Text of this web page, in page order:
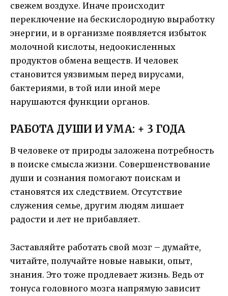
свежем воздухе. Иначе происходит
переключение на бескислородную выработку
энергии, и в организме появляется избыток
молочной кислоты, недоокисленных
продуктов обмена веществ. И человек
становится уязвимым перед вирусами,
бактериями, в той или иной мере
нарушаются функции органов.
РАБОТА ДУШИ И УМА: + 3 ГОДА
В человеке от природы заложена потребность
в поиске смысла жизни. Совершенствование
души и сознания помогают поискам и
становятся их следствием. Отсутствие
служения семье, другим людям лишает
радости и лет не прибавляет.
Заставляйте работать свой мозг – думайте,
читайте, получайте новые навыки, опыт,
знания. Это тоже продлевает жизнь. Ведь от
тонуса головного мозга напрямую зависит